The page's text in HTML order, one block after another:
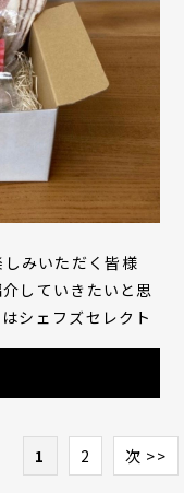
みいただく皆様
していきたいと思
シェフズセレクト
ます。スタ...
1 2 次 >>